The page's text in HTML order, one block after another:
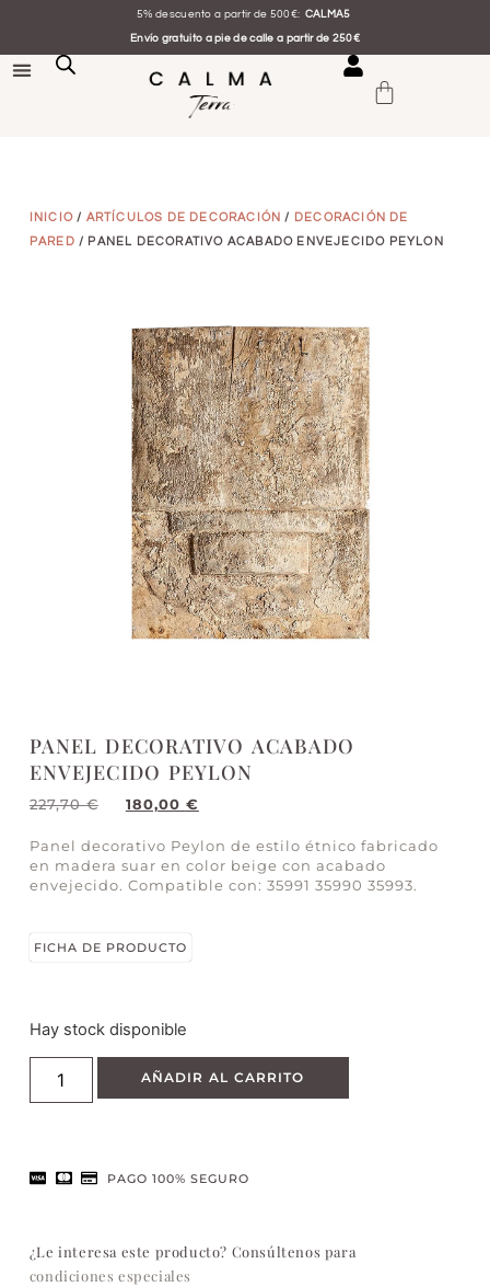
5% descuento a partir de 500€: CALMA5
Envío gratuito a pie de calle a partir de 250€
INICIO / ARTÍCULOS DE DECORACIÓN /
DECORACIÓN DE
PARED / PANEL DECORATIVO ACABADO ENVEJECIDO PEYLON
PANEL DECORATIVO ACABADO
ENVEJECIDO PEYLON
227,70€ 180,00 €
Panel decorativo Peylon de estilo étnico fabricado
en madera suar en color beige con acabado
envejecido. Compatible con: 35991 35990 35993.
FICHA DE PRODUCTO
Hay stock disponible
AÑADIR AL CARRITO
PAGO 100% SEGURO
¿Le interesa este producto? Consúltenos para
condiciones especiales